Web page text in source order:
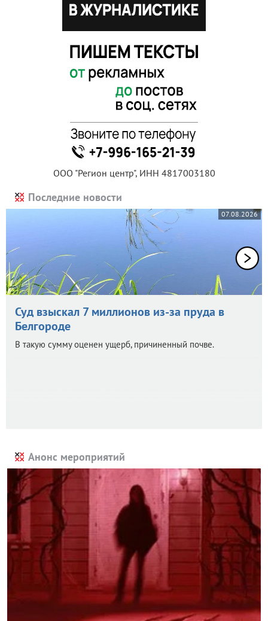
ООО "Регион центр", ИНН 4817003180
Последние новости
07.08.2026
Суд взыскал 7 миллионов из-за пруда в
Белгороде
В такую сумму оценен ущерб, причиненный почве.
Анонс мероприятий